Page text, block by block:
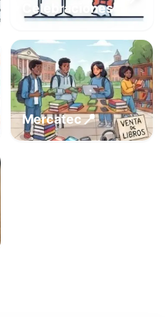
Celebraciones
Mercatec📍